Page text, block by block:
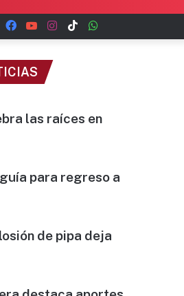
TikTok
Instagram
YouTube
Facebook
las raíces en
para regreso a
de pipa deja